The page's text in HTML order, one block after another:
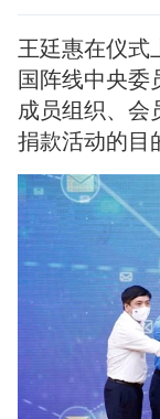
王廷惠在仪式
国阵线中央委
成员组织、会
捐款活动的目